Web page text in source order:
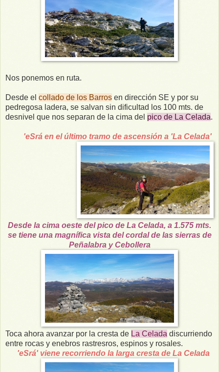
Nos ponemos en ruta.
Desde el collado de los Barros en dirección SE y por su
pedregosa ladera, se salvan sin dificultad los 100 mts. de
desnivel que nos separan de la cima del pico de La Celada.
'eSrá en el último tramo de ascensión a 'La Celada'
Desde la cima oeste del pico de La Celada, a 1.575 mts.
se tiene una magnífica vista del cordal de las sierras de
Peñalabra y Cebollera
Toca ahora avanzar por la cresta de La Celada discurriendo
entre rocas y enebros rastresros, espinos y rosales.
'eSrá' viene recorriendo la larga cresta de La Celada